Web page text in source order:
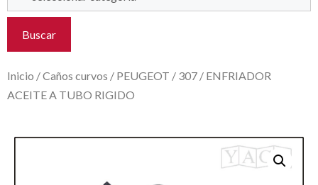
Buscar
Inicio /Caños curvos / PEUGEOT / 307 / ENFRIADOR
ACEITE A TUBO RIGIDO